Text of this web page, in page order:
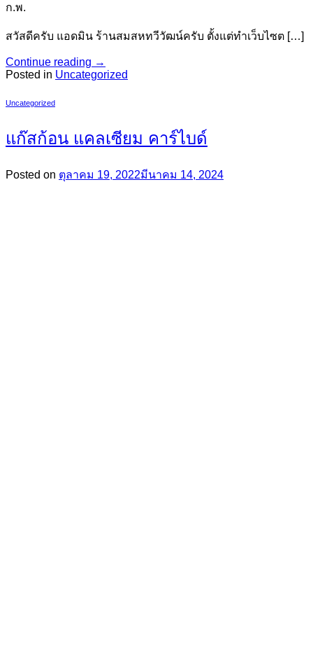
ก.พ.
สวัสดีครับ แอดมิน ร้านสมสหทวีวัฒน์ครับ ตั้งแต่ทำเว็บไซต […]
Continue reading →
Posted in Uncategorized
Uncategorized
แก๊สก้อน แคลเซียม คาร์ไบด์
Posted on ตุลาคม 19, 2022มีนาคม 14, 2024